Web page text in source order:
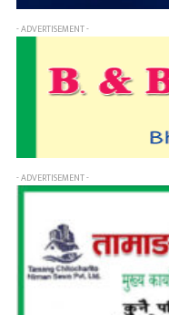
- ADVERTISEMENT -
- ADVERTISEMENT -